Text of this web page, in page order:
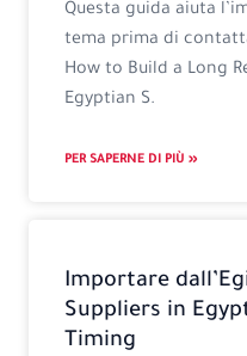
Questa guida aiuta
tema prima di
How to Build a Long
Egyptian S.
PER SAPERNE DI PIÙ »
Importare
Suppliers in
Timing